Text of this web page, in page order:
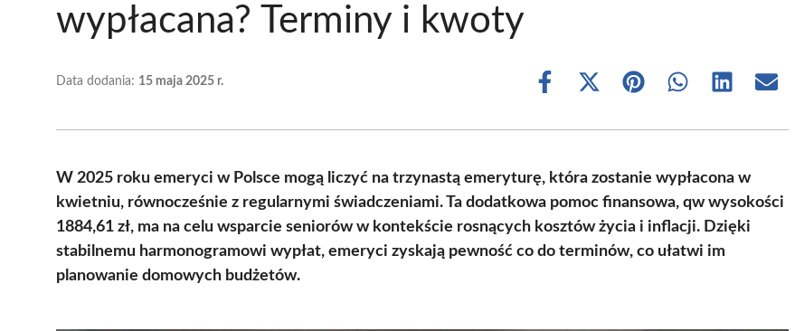
wypłacana? Terminy i kwoty
Data dodania: 15 maja 2025 r.
Share
Share
(Twitter)
Share Share Share Share
W 2025 roku emeryci w Polsce mogą liczyć na trzynastą emeryturę, która zostanie wypłacona w
kwietniu, równocześnie z regularnymi świadczeniami. Ta dodatkowa pomoc finansowa, qw wysokości
1884,61 zł, ma na celu wsparcie seniorów w kontekście rosnących kosztów życia i inflacji. Dzięki
stabilnemu harmonogramowi wypłat, emeryci zyskają pewność co do terminów, co ułatwi im
planowanie domowych budżetów.